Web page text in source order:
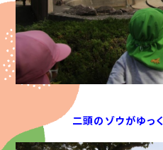
二頭のゾウがゆっ